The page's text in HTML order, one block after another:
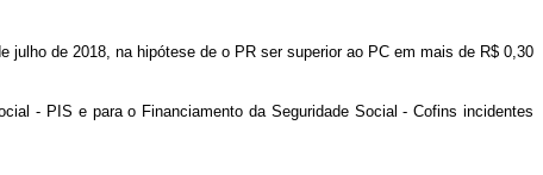
julho de 2018, na hipótese de o PR ser superior ao PC em mais de R$ 0,30
- PIS e para o Financiamento da Seguridade Social - Cofins incidentes